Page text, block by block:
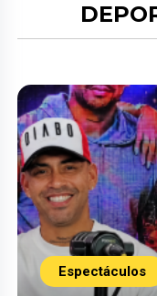
Espectáculos